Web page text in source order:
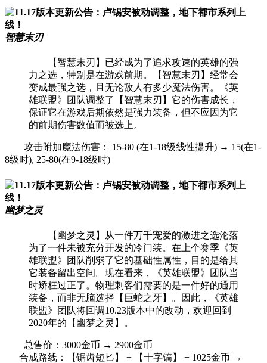
智慧末刃
【智慧末刃】已经成为了追求攻速的英雄的强
力之选，特别是在游戏前期。【智慧末刃】经常会
变成最强之选，且无论敌人有多少魔法伤害。《英
雄联盟》团队调整了【智慧末刃】它的伤害成长，
保证它在游戏后期依然是强力装备，但不应因为它
的前期伤害数值而被选上。
攻击附加魔法伤害： 15-80 (在1-18级线性提升) → 15(在1-
8级时), 25-80(在9-18级时)
幽梦之灵
【幽梦之灵】从一件万千宠爱的激进之选沦落
为了一件未被充分开发的冷门装。在上个赛季《英
雄联盟》团队削弱了它的基础性属性，目的是给其
它装备留出空间。现在看来，《英雄联盟》团队当
时矫枉过正了。物理刺客们需要的是一件好的通用
装备，而非无脑选择【巨蛇之牙】。因此，《英雄
联盟》团队将回调10.23版本中的改动，欢迎回到
2020年的【幽梦之灵】。
总售价：3000金币 → 2900金币
合成路线：【锯齿短匕】 + 【十字镐】 + 1025金币 →